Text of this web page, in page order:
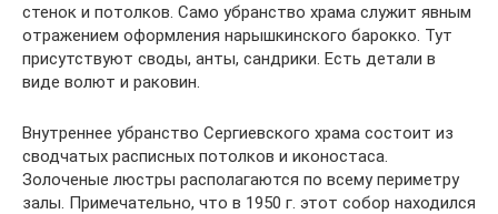
стенок и потолков. Само убранство храма служит явным
отражением оформления нарышкинского барокко. Тут
присутствуют своды, анты, сандрики. Есть детали в
виде волют и раковин.
Внутреннее убранство Сергиевского храма состоит из
сводчатых расписных потолков и иконостаса.
Золоченые люстры располагаются по всему периметру
залы. Примечательно, что в 1950 г. этот собор находился